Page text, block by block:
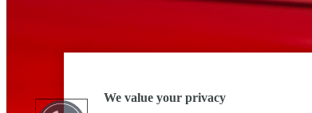
We value your privacy